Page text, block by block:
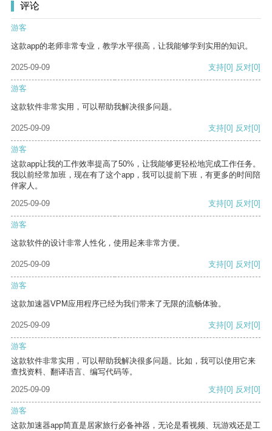
评论
游客
这款app的老师非常专业，教学水平很高，让我能够学到实用的知识。
2025-09-09 支持[0] 反对[0]
游客
这款软件非常实用，可以帮助我解决很多问题。
2025-09-09 支持[0] 反对[0]
游客
这款app让我的工作效率提高了50%，让我能够更轻松地完成工作任务。
我以前经常加班，现在有了这个app，我可以提前下班，有更多的时间陪
伴家人。
2025-09-09
支持[0] 反对[0]
游客
这款软件的设计非常人性化，使用起来非常方便。
2025-09-09 支持[0] 反对[0]
游客
这款加速器VPM应用程序已经为我们带来了无限的流畅体验。
2025-09-09 支持[0] 反对[0]
游客
这款软件非常实用，可以帮助我解决很多问题。比如，我可以使用它来
查找资料、翻译语言、编写代码等。
2025-09-09
支持[0] 反对[0]
游客
这款加速器app简直是居家旅行必备神器，无论是看视频、玩游戏还是工